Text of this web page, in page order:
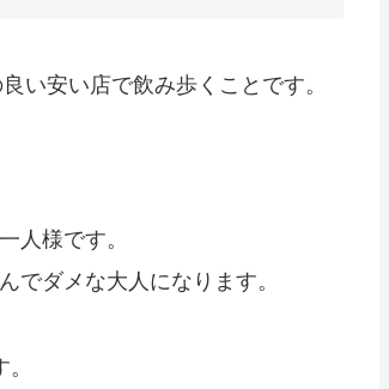
い安い店で飲み歩くことです。
人様です。
でダメな大人になります。